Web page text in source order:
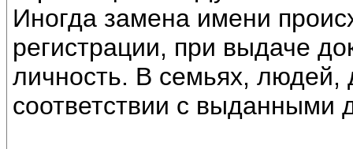
Иногда замена имени
регистрации, при выдаче
личность. В семьях, людей,
соответствии с выданными